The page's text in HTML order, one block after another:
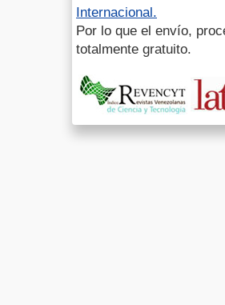
Internacional.
Por lo que el envío,
totalmente gratuito.